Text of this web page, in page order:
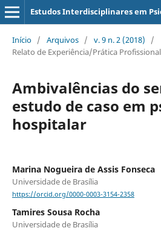
Estudos Interdisciplinares em
Início / Arquivos / v. 9 n. 2 (2018)
/
Relato de Experiência/Prática Profissional
Ambivalências do
estudo de caso em
hospitalar
Marina Nogueira de Assis Fonseca
Universidade de Brasília
https://orcid.org/0000-0003-3154-2358
Tamires Sousa Rocha
Universidade de Brasília